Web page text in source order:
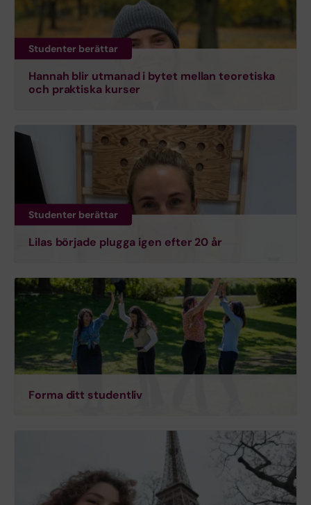
Studenter berättar
Hannah blir utmanad i bytet mellan teoretiska
och praktiska kurser
Studenter berättar
Lilas började plugga igen efter 20 år
Forma ditt studentliv